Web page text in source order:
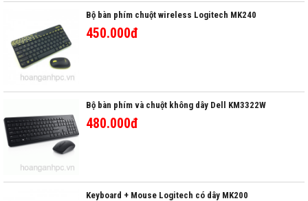
Bộ bàn phím chuột wireless Logitech MK240
450.000đ
Bộ bàn phím và chuột không dây Dell KM3322W
480.000đ
Keyboard + Mouse Logitech có dây MK200